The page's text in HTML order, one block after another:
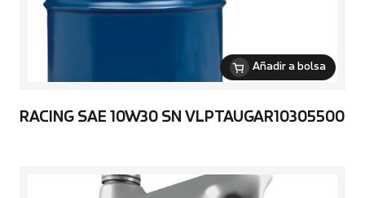
Añadir a bolsa
RACING SAE 10W30 SN VLPTAUGAR10305500